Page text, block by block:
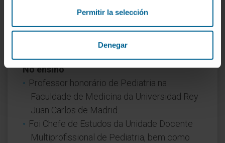
Permitir la selección
Denegar
No ensino
Professor honorário de Pediatria na
Faculdade de Medicina da Universidad Rey
Juan Carlos de Madrid.
Foi Chefe de Estudos da Unidade Docente
Multiprofissional de Pediatria, bem como